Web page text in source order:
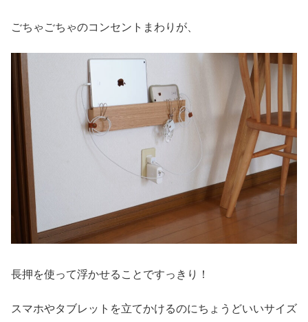
ごちゃごちゃのコンセントまわりが、
長押を使って浮かせることですっきり！
スマホやタブレットを立てかけるのにちょうどいいサイズ